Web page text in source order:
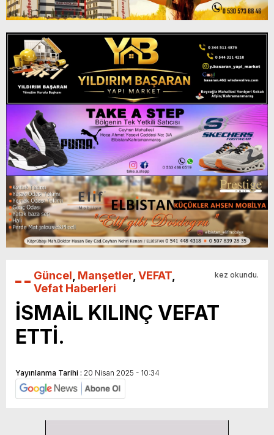
Güncel Manşetler VEFAT
Vefat Haberleri
kez okundu.
İSMAİL KILINÇ VEFAT
ETTİ.
Yayınlanma Tarihi : 20 Nisan 2025 - 10:34